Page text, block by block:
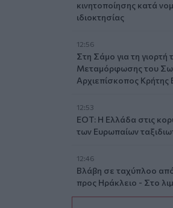
κινητοποίησης κατά
ιδιοκτησίας
12:56
Στη Σάμο για τη γιορτή
Μεταμόρφωσης του
Αρχιεπίσκοπος Κρήτης
12:53
ΕΟΤ: Η Ελλάδα στις
των Ευρωπαίων
12:46
Βλάβη σε ταχύπλοο
προς Ηράκλειο - Στο
ασφάλεια 1.123